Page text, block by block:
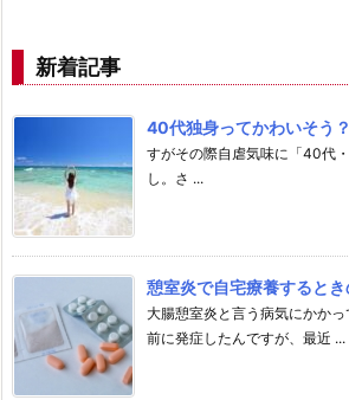
新着記事
40代独身ってかわいそう？
すがその際自虐気味に「40代
し。さ ...
憩室炎で自宅療養すると
大腸憩室炎と言う病気にかか
前に発症したんですが、最近 ...